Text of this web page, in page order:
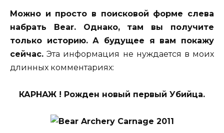
Можно и просто в поисковой форме слева
набрать Bear. Однако, там вы получите
только историю. А будущее я вам покажу
сейчас. Эта информация не нуждается в моих
длинных комментариях:
КАРНАЖ ! Рожден новый первый Убийца.